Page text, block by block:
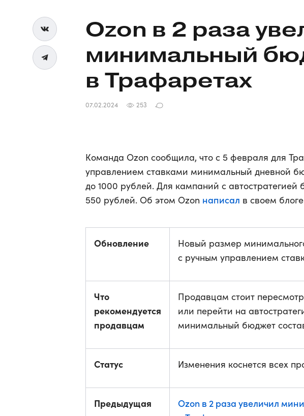
Ozon в 2 раза
минимальный
в Трафаретах
07.02.2024 253
Команда Ozon сообщила, что с 5 февраля для
управлением ставками минимальный дневной
до 1000 рублей. Для кампаний с
550 рублей. Об этом Ozon написал в своем
Обновление
Новый размер
с ручным управлением
Что
рекомендуется
продавцам
Продавцам стоит
или перейти на
минимальный бюджет
Статус Изменения коснется всех
Предыдущая
Ozon в 2 раза увеличил